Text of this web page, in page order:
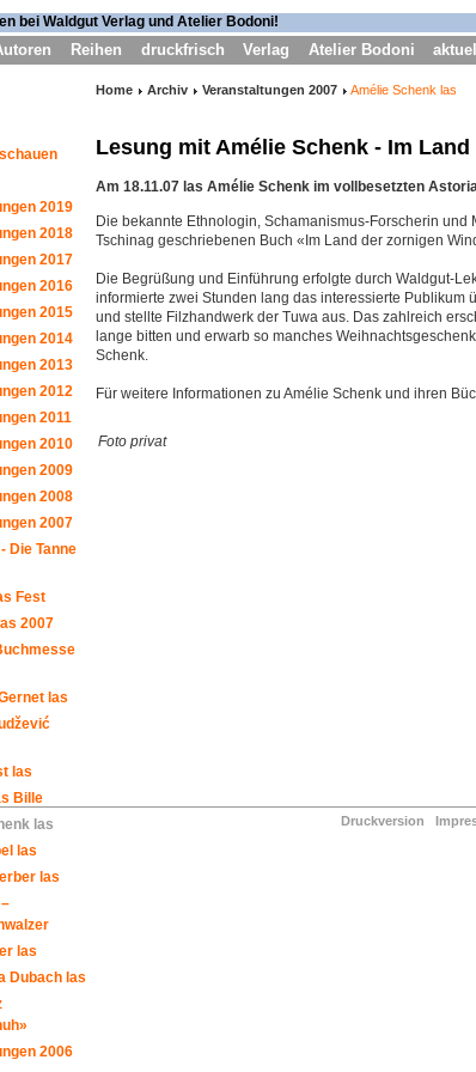
Reihen druckfrisch Verlag Atelier Bodoni aktuell
2019
2018
2017
2016
2015
2014
2013
2012
2011
2010
2009
2008
2007
Die Tanne
Fest
2007
las
las
Bille
las
las
las
las
Dubach las
2006
Home Archiv Veranstaltungen 2007 Amélie Schenk las
Lesung mit Amélie Schenk - Im
Am 18.11.07 las Amélie Schenk im vollbesetzten
Die bekannte Ethnologin, Schamanismus-Forscherin
Tschinag geschriebenen Buch «Im Land der zornigen
Die Begrüßung und Einführung erfolgte durch Waldgut-
informierte zwei Stunden lang das interessierte Publikum
und stellte Filzhandwerk der Tuwa aus. Das zahlreich
lange bitten und erwarb so manches
Schenk.
Für weitere Informationen zu Amélie Schenk und ihren
Foto privat
Druckversion